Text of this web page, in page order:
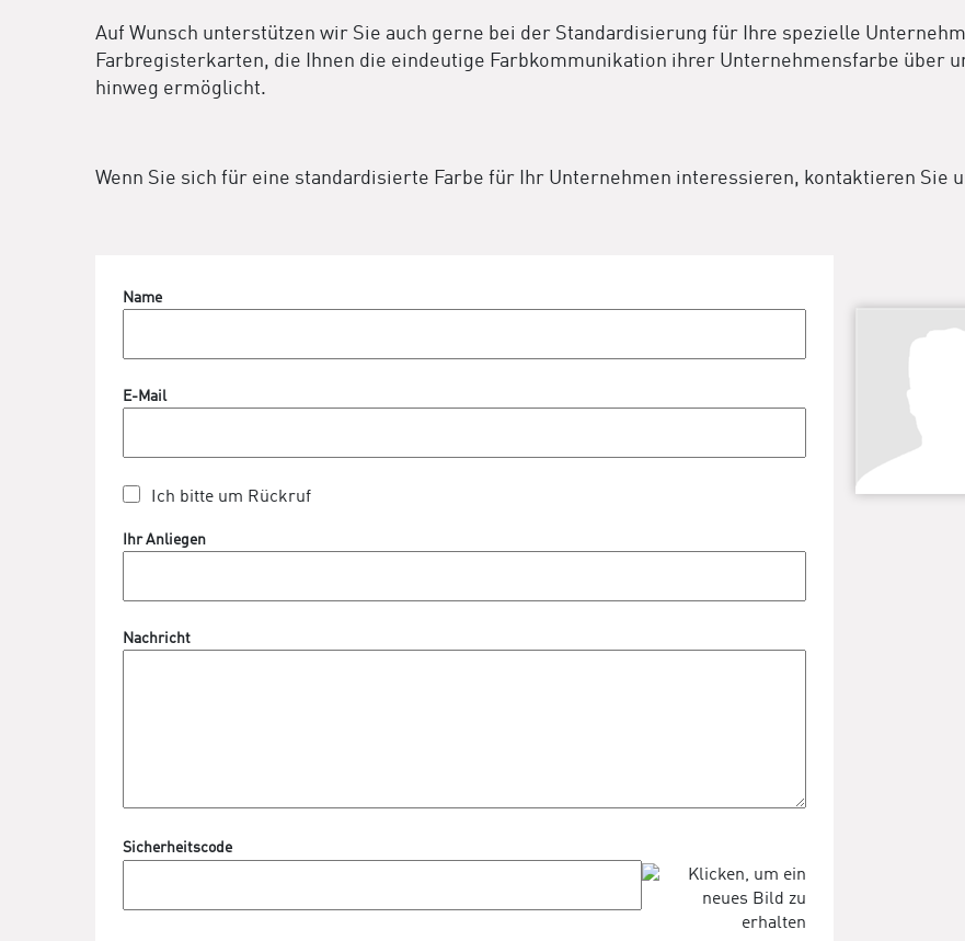
Auf Wunsch unterstützen wir Sie auch gerne bei der Standardisierung für Ihre spezielle
Farbregisterkarten, die Ihnen die eindeutige Farbkommunikation ihrer Unternehmensfarbe über
hinweg ermöglicht.
Wenn Sie sich für eine standardisierte Farbe für Ihr Unternehmen interessieren, kontaktieren Sie
Name
E-Mail
Ich bitte um Rückruf
Ihr Anliegen
Nachricht
Sicherheitscode